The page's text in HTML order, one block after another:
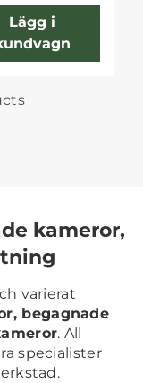
Lägg i
kameror,
varierat
begagnade
. All
specialister